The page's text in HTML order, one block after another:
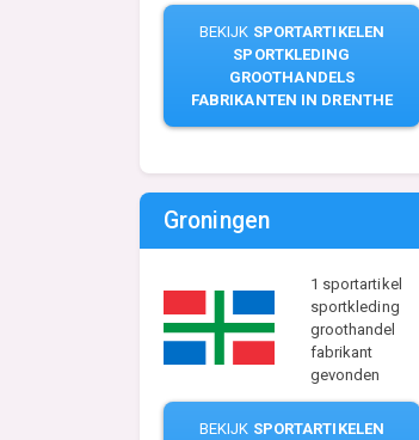
BEKIJK SPORTARTIKELEN
SPORTKLEDING
GROOTHANDELS
FABRIKANTEN IN DRENTHE
Groningen
1 sportartikel
sportkleding
groothandel
fabrikant
gevonden
BEKIJK SPORTARTIKELEN